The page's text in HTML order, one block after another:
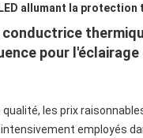
LED allumant la
pour l'éclairage
qualité, les prix
employés